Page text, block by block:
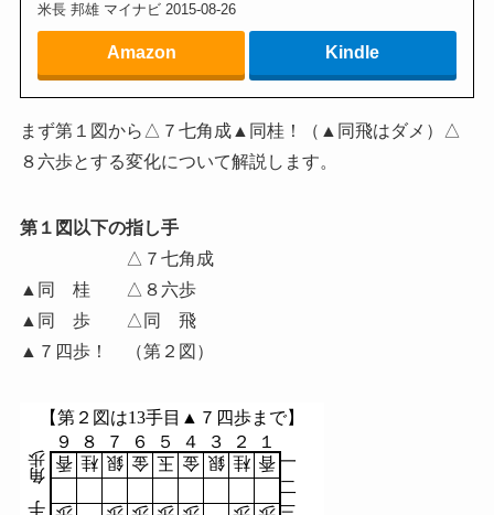
米長 邦雄 マイナビ 2015-08-26
Amazon Kindle
まず第１図から△７七角成▲同桂！（▲同飛はダメ）△
８六歩とする変化について解説します。
第１図以下の指し手
△７七角成
▲同 桂 △８六歩
▲同 歩 △同 飛
▲７四歩！ （第２図）
【第２図は13手目▲７四歩まで】
９
一
８
二
７ ６ ５ ４ ３ ２ １
香 桂 銀 金 玉 金 銀 桂 香
歩
角
手